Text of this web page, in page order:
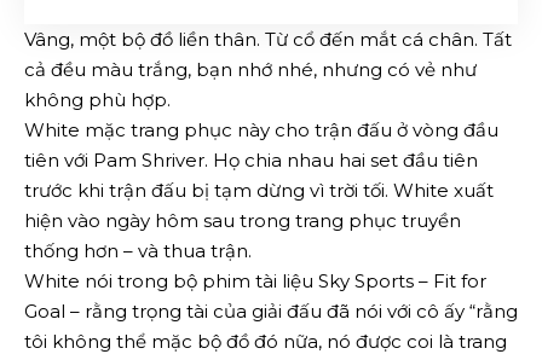
Vâng, một bộ đồ liền thân. Từ cổ đến mắt cá chân. Tất
cả đều màu trắng, bạn nhớ nhé, nhưng có vẻ như
không phù hợp.
White mặc trang phục này cho trận đấu ở vòng đầu
tiên với Pam Shriver. Họ chia nhau hai set đầu tiên
trước khi trận đấu bị tạm dừng vì trời tối. White xuất
hiện vào ngày hôm sau trong trang phục truyền
thống hơn – và thua trận.
White nói trong bộ phim tài liệu Sky Sports – Fit for
Goal – rằng trọng tài của giải đấu đã nói với cô ấy “rằng
tôi không thể mặc bộ đồ đó nữa, nó được coi là trang